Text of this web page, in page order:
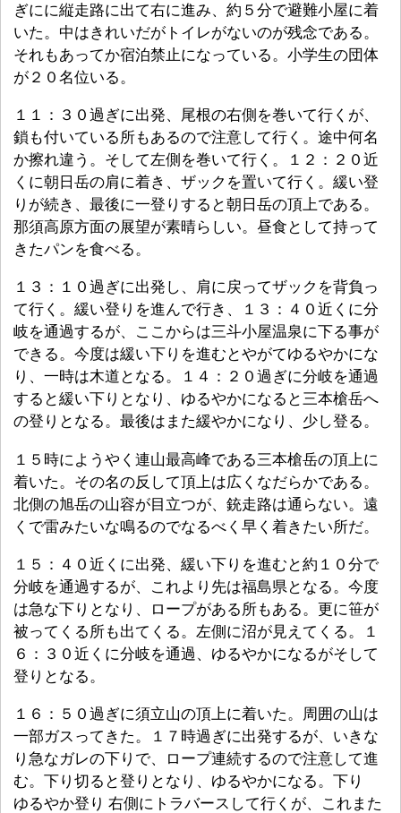
ぎにに縦走路に出て右に進み、約５分で避難小屋に着
いた。中はきれいだがトイレがないのが残念である。
それもあってか宿泊禁止になっている。小学生の団体
が２０名位いる。
１１：３０過ぎに出発、尾根の右側を巻いて行くが、
鎖も付いている所もあるので注意して行く。途中何名
か擦れ違う。そして左側を巻いて行く。１２：２０近
くに朝日岳の肩に着き、ザックを置いて行く。緩い登
りが続き、最後に一登りすると朝日岳の頂上である。
那須高原方面の展望が素晴らしい。昼食として持って
きたパンを食べる。
１３：１０過ぎに出発し、肩に戻ってザックを背負っ
て行く。緩い登りを進んで行き、１３：４０近くに分
岐を通過するが、ここからは三斗小屋温泉に下る事が
できる。今度は緩い下りを進むとやがてゆるやかにな
り、一時は木道となる。１４：２０過ぎに分岐を通過
すると緩い下りとなり、ゆるやかになると三本槍岳へ
の登りとなる。最後はまた緩やかになり、少し登る。
１５時にようやく連山最高峰である三本槍岳の頂上に
着いた。その名の反して頂上は広くなだらかである。
北側の旭岳の山容が目立つが、銃走路は通らない。遠
くで雷みたいな鳴るのでなるべく早く着きたい所だ。
１５：４０近くに出発、緩い下りを進むと約１０分で
分岐を通過するが、これより先は福島県となる。今度
は急な下りとなり、ロープがある所もある。更に笹が
被ってくる所も出てくる。左側に沼が見えてくる。１
６：３０近くに分岐を通過、ゆるやかになるがそして
登りとなる。
１６：５０過ぎに須立山の頂上に着いた。周囲の山は
一部ガスってきた。１７時過ぎに出発するが、いきな
り急なガレの下りで、ロープ連続するので注意して進
む。下り切ると登りとなり、ゆるやかになる。下り
ゆるやか登り 右側にトラバースして行くが、これまた